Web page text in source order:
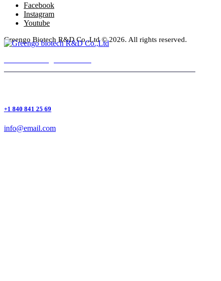
Facebook
Instagram
Youtube
Greengo Biotech R&D Co.,Ltd© 2026. All rights reserved.
+1 840 841 25 69
info@email.com